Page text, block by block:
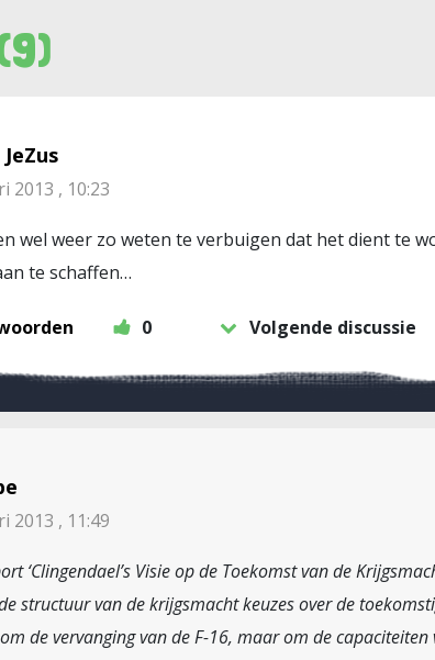
2013 , 10:23
wel weer zo weten te verbuigen dat het dient te
te schaffen…
0 Volgende discussie
2013 , 11:49
‘Clingendael’s Visie op de Toekomst van de
structuur van de krijgsmacht keuzes over de
de vervanging van de F-16, maar om de